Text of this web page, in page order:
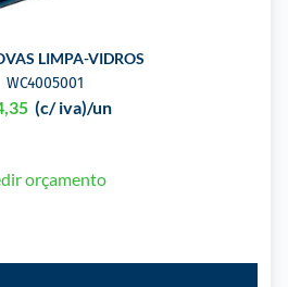
LIMPA-VIDROS
WC4005001
(c/ iva)/un
orçamento